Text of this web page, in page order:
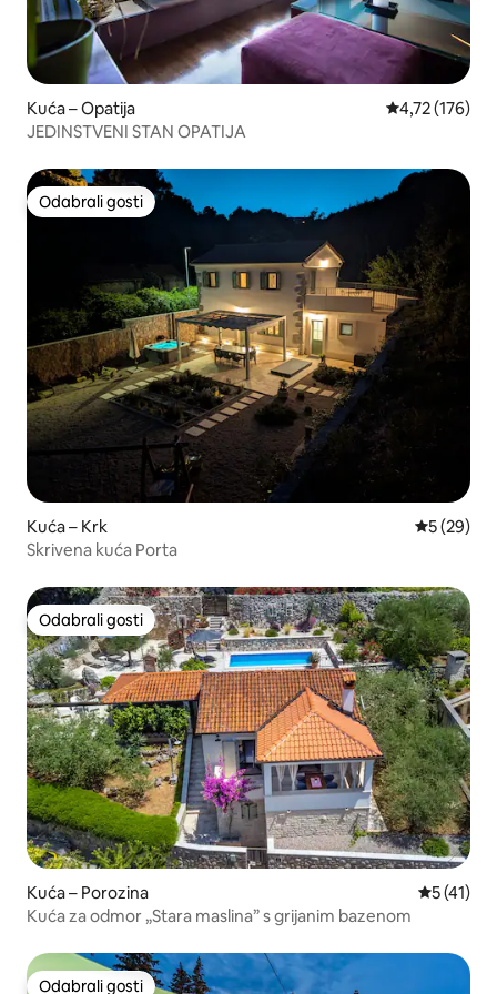
Kuća – Opatija Prosječna
4,72 (176)
JEDINSTVENI STAN OPATIJA
Odabrali gosti
Odabrali gosti
Kuća – Krk Prosječna
5 (29)
Skrivena kuća Porta
Odabrali gosti
Odabrali gosti
Kuća – Porozina
5 (41)
Kuća za odmor „Stara maslina” s grijanim bazenom
Odabrali gosti